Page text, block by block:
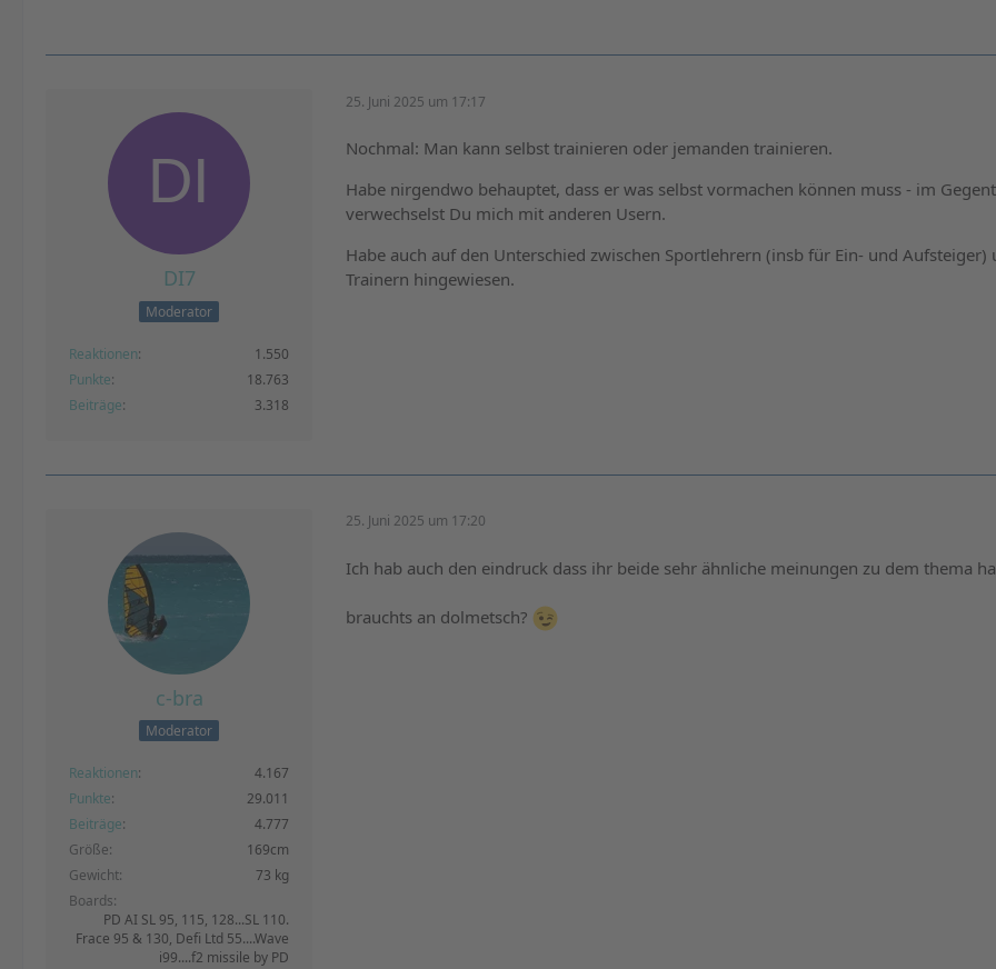
DI7
Moderator
Reaktionen
1.550
Punkte
18.763
Beiträge
3.318
25. Juni 2025 um 17:17
Nochmal: Man kann selbst trainieren oder jemanden trainieren.
Habe nirgendwo behauptet, dass er was selbst vormachen können muss - im
verwechselst Du mich mit anderen Usern.
Habe auch auf den Unterschied zwischen Sportlehrern (insb für Ein- und Aufsteiger)
Trainern hingewiesen.
c-bra
Moderator
Reaktionen
4.167
Punkte
29.011
Beiträge
4.777
Größe
169cm
Gewicht
73 kg
Boards
PD AI SL 95, 115, 128...SL 110.
Frace 95 & 130, Defi Ltd 55....Wave
i99....f2 missile by PD
25. Juni 2025 um 17:20
Ich hab auch den eindruck dass ihr beide sehr ähnliche meinungen zu dem thema
brauchts an dolmetsch?